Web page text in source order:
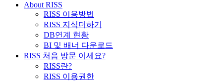
About RISS
RISS 이용방법
RISS 지식더하기
DB연계 현황
BI 및 배너 다운로드
RISS 처음 방문 이세요?
RISS란?
RISS 이용권한